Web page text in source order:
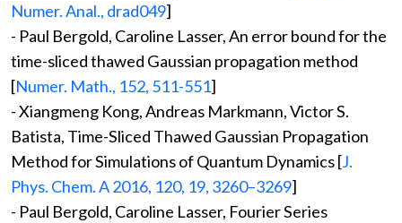
Numer. Anal., drad049]
- Paul Bergold, Caroline Lasser, An error bound for the
time-sliced thawed Gaussian propagation method
[Numer. Math., 152, 511-551]
- Xiangmeng Kong, Andreas Markmann, Victor S.
Batista, Time-Sliced Thawed Gaussian Propagation
Method for Simulations of Quantum Dynamics [J.
Phys. Chem. A 2016, 120, 19, 3260–3269]
- Paul Bergold, Caroline Lasser, Fourier Series